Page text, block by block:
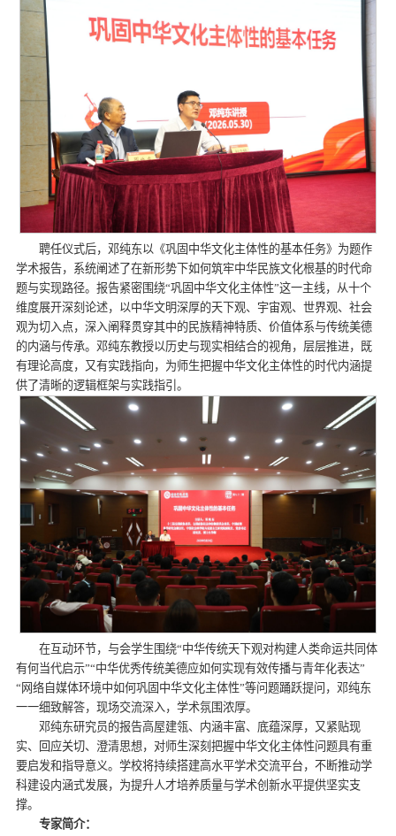
聘任仪式后，邓纯东以《巩固中华文化主体性的基本任务》为题作
学术报告，系统阐述了在新形势下如何筑牢中华民族文化根基的时代命
题与实现路径。报告紧密围绕“巩固中华文化主体性”这一主线，从十个
维度展开深刻论述，以中华文明深厚的天下观、宇宙观、世界观、社会
观为切入点，深入阐释贯穿其中的民族精神特质、价值体系与传统美德
的内涵与传承。邓纯东教授以历史与现实相结合的视角，层层推进，既
有理论高度，又有实践指向，为师生把握中华文化主体性的时代内涵提
供了清晰的逻辑框架与实践指引。
在互动环节，与会学生围绕“中华传统天下观对构建人类命运共同体
有何当代启示”“中华优秀传统美德应如何实现有效传播与青年化表达”
“网络自媒体环境中如何巩固中华文化主体性”等问题踊跃提问，邓纯东
一一细致解答，现场交流深入，学术氛围浓厚。
邓纯东研究员的报告高屋建瓴、内涵丰富、底蕴深厚，又紧贴现
实、回应关切、澄清思想，对师生深刻把握中华文化主体性问题具有重
要启发和指导意义。学校将持续搭建高水平学术交流平台，不断推动学
科建设内涵式发展，为提升人才培养质量与学术创新水平提供坚实支
撑。
专家简介：